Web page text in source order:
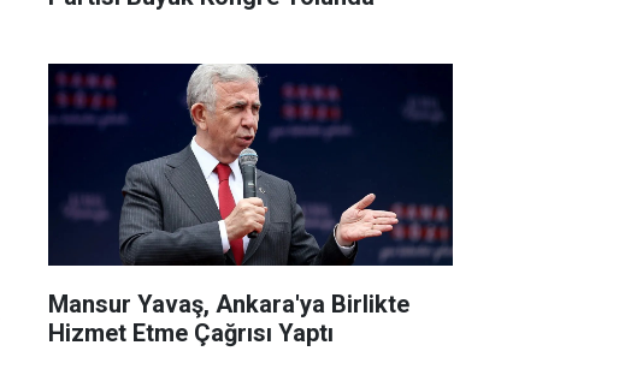
Mansur Yavaş, Ankara'ya Birlikte
Hizmet Etme Çağrısı Yaptı